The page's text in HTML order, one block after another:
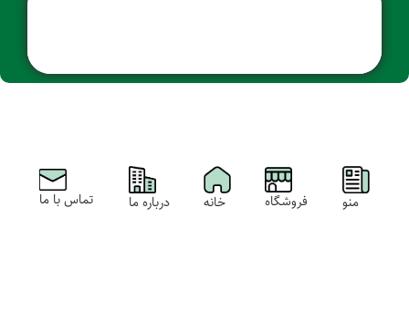
منو فروشگاه خانه درباره ما تماس با ما